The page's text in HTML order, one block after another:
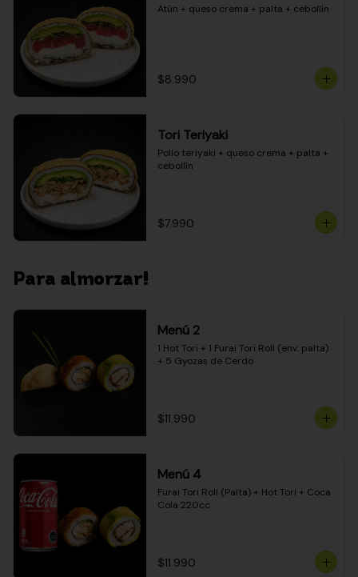
Atún + queso crema + palta + cebollín
$8.990
Tori Teriyaki
Pollo teriyaki + queso crema + palta +
cebollín
$7.990
Para almorzar!
Menú 2
1 Hot Tori + 1 Furai Tori Roll (env. palta)
+ 5 Gyozas de Cerdo
$11.990
Menú 4
Furai Tori Roll (Palta) + Hot Tori + Coca
Cola 220cc
$11.990